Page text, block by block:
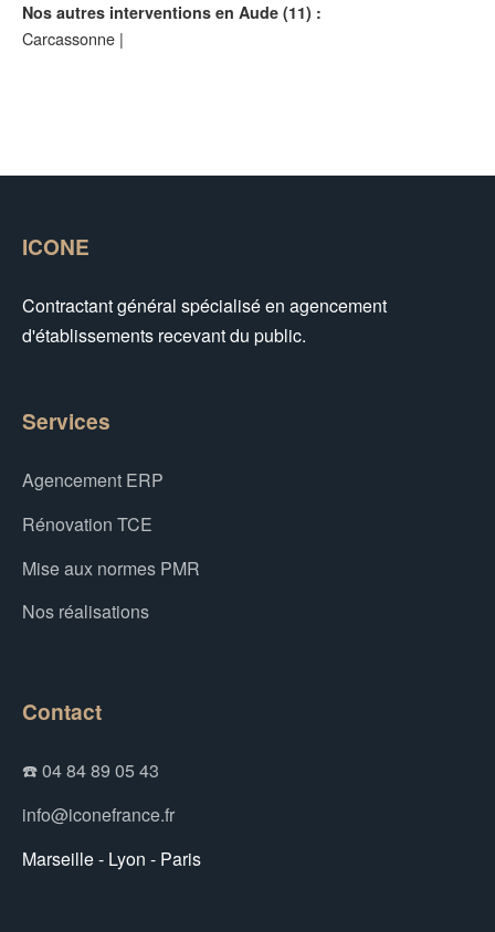
Nos autres interventions en Aude (11) :
Carcassonne |
ICONE
Contractant général spécialisé en agencement
d'établissements recevant du public.
Services
Agencement ERP
Rénovation TCE
Mise aux normes PMR
Nos réalisations
Contact
☎️ 04 84 89 05 43
info@iconefrance.fr
Marseille - Lyon - Paris